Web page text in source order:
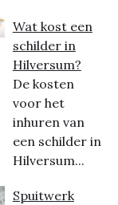
Wat kost een
schilder in
Hilversum?
De kosten
voor het
inhuren van
een schilder in
Hilversum...
Spuitwerk